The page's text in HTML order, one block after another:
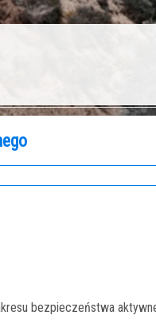
bezpieczeństwa